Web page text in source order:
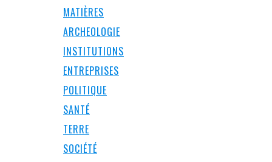
MATIÈRES
ARCHEOLOGIE
INSTITUTIONS
ENTREPRISES
POLITIQUE
SANTÉ
TERRE
SOCIÉTÉ